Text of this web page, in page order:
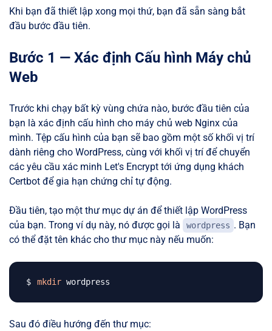
Khi bạn đã thiết lập xong mọi thứ, bạn đã sẵn sàng bắt
đầu bước đầu tiên.
Bước 1 — Xác định Cấu hình Máy chủ
Web
Trước khi chạy bất kỳ vùng chứa nào, bước đầu tiên của
bạn là xác định cấu hình cho máy chủ web Nginx của
mình. Tệp cấu hình của bạn sẽ bao gồm một số khối vị trí
dành riêng cho WordPress, cùng với khối vị trí để chuyển
các yêu cầu xác minh Let's Encrypt tới ứng dụng khách
Certbot để gia hạn chứng chỉ tự động.
Đầu tiên, tạo một thư mục dự án để thiết lập WordPress
của bạn. Trong ví dụ này, nó được gọi là
wordpress . Bạn
có thể đặt tên khác cho thư mục này nếu muốn:
mkdir
Sau đó điều hướng đến thư mục: